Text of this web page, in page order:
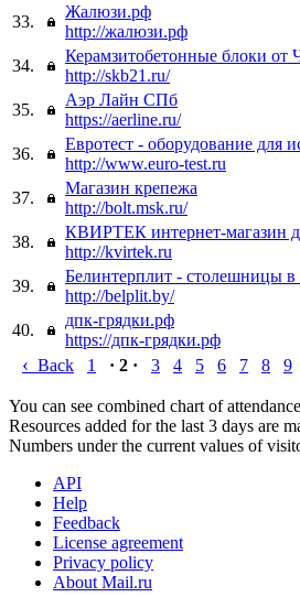
33.
Жалюзи.рф
http://жалюзи.рф
34.
Керамзитобетонные блоки от
http://skb21.ru/
35.
Аэр Лайн СПб
https://aerline.ru/
36.
Евротест - оборудование для
http://www.euro-test.ru
37.
Магазин крепежа
http://bolt.msk.ru/
38.
КВИРТЕК интернет-магазин
http://kvirtek.ru
39.
Белинтерплит - столешницы
http://belplit.by/
40.
дпк-грядки.рф
https://дпк-грядки.рф
‹ Back 1 · 2 · 3 4 5 6 7 8 9
You can see combined chart of
Resources added for the last 3 days are
Numbers under the current values of
API
Help
Feedback
License agreement
Privacy policy
About Mail.ru